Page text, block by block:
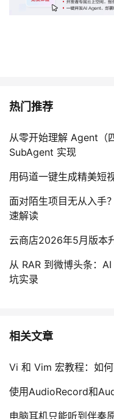
热门推荐
从零开始理解 Agent
SubAgent 实现
用码道一键生成精美短
面对陌生项目无从入手
速解读
云商店2026年5月版本
从 RAR 到微博头条：
坑实录
相关文章
Vi 和 Vim 宏教程：如
使用AudioRecord和
电脑耳机只能听到伴奏